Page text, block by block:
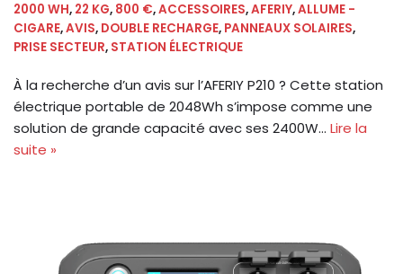
2000 WH, 22 KG, 800 €,ACCESSOIRES,AFERIY,ALLUME -
CIGARE,AVIS, DOUBLE RECHARGE, PANNEAUX SOLAIRES,
PRISE SECTEUR, STATION ÉLECTRIQUE
À la recherche d’un avis sur l’AFERIY P210 ? Cette station
électrique portable de 2048Wh s’impose comme une
solution de grande capacité avec ses 2400W… Lire la
suite »